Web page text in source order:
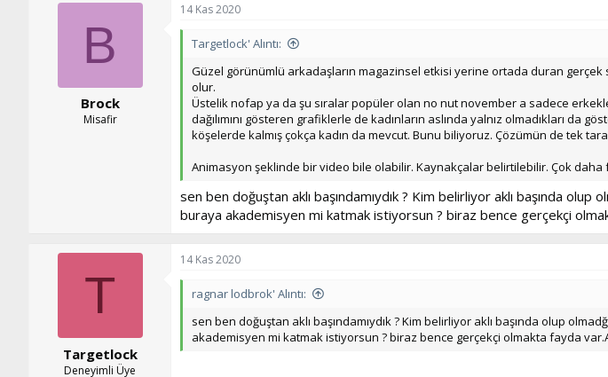
i
e
:
B
Brock
Misafir
14 Kas 2020
Targetlock' Alıntı:
Güzel görünümlü arkadaşların magazinsel etkisi yerine ortada duran gerçek
olur.
Üstelik nofap ya da şu sıralar popüler olan no nut november a sadece
dağılımını gösteren grafiklerle de kadınların aslında yalnız olmadıkları
köşelerde kalmış çokça kadın da mevcut. Bunu biliyoruz. Çözümün de tek
Animasyon şeklinde bir video bile olabilir. Kaynakçalar belirtilebilir. Çok daha
sen ben doğuştan aklı başındamıydık ? Kim belirliyor aklı başında
buraya akademisyen mi katmak istiyorsun ? biraz bence gerçekçi
T
Targetlock
Deneyimli Üye
14 Kas 2020
ragnar lodbrok' Alıntı:
sen ben doğuştan aklı başındamıydık ? Kim belirliyor aklı başında olup
akademisyen mi katmak istiyorsun ? biraz bence gerçekçi olmakta fayda